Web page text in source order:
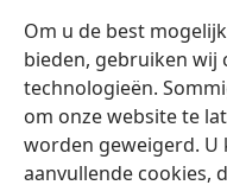
Om u de best
bieden, gebruiken wij
technologieën.
om onze website te
worden geweigerd.
aanvullende cookies,
slaaf, zodat ik niet
zelf op de een of